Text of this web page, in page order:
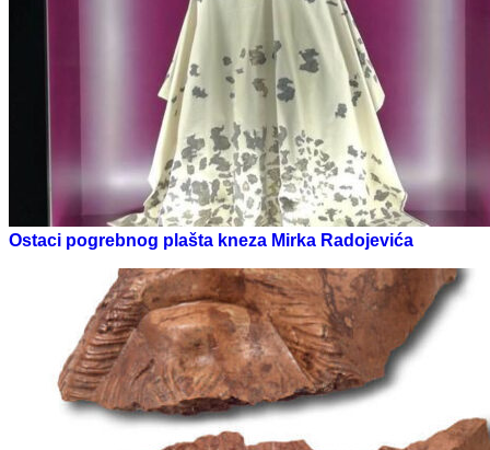
Ostaci pogrebnog plašta kneza Mirka Radojevića